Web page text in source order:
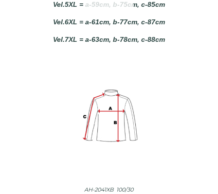
Vel.5XL = a-59cm, b-75cm, c-85cm
Vel.6XL = a-61cm, b-77cm, c-87cm
Vel.7XL = a-63cm, b-78cm, c-88cm
AH-2041XB 100/30